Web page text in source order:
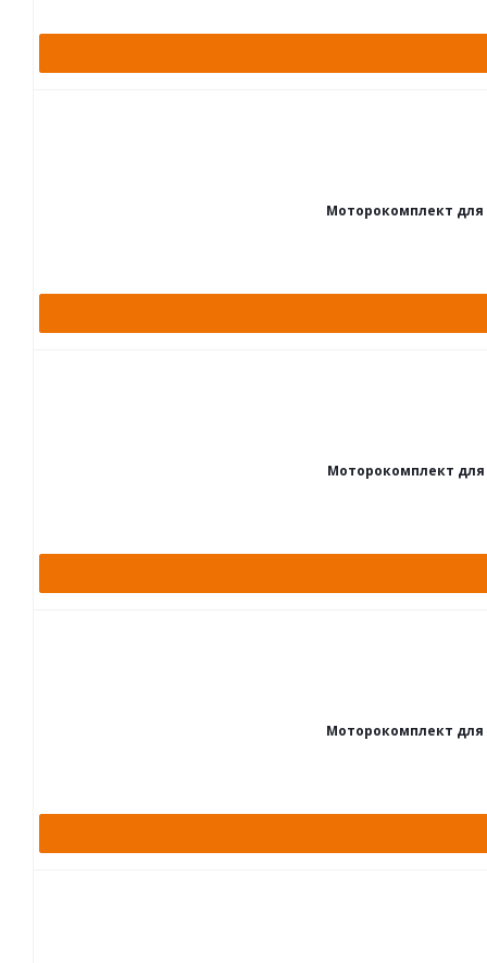
Моторокомплект для
Моторокомплект для
Моторокомплект для